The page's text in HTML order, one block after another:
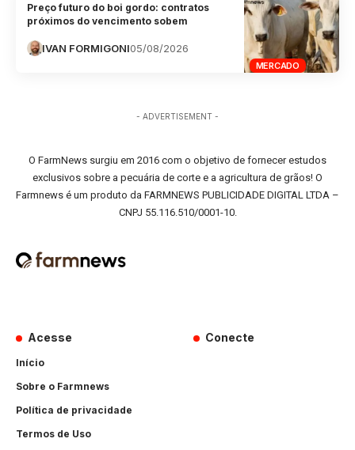
MERCADO
Preço futuro do boi gordo: contratos
próximos do vencimento sobem
IVAN FORMIGONI05/08/2026
- ADVERTISEMENT -
O FarmNews surgiu em 2016 com o objetivo de fornecer estudos
exclusivos sobre a pecuária de corte e a agricultura de grãos! O
Farmnews é um produto da FARMNEWS PUBLICIDADE DIGITAL LTDA –
CNPJ 55.116.510/0001-10.
Acesse
Início
Sobre o Farmnews
Política de privacidade
Termos de Uso
Conecte